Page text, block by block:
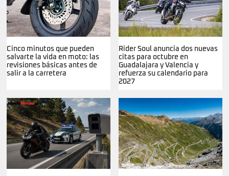
Cinco minutos que pueden
salvarte la vida en moto: las
revisiones básicas antes de
salir a la carretera
Rider Soul anuncia dos nuevas
citas para octubre en
Guadalajara y Valencia y
refuerza su calendario para
2027